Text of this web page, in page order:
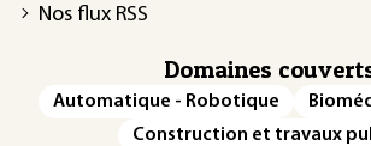
Nos flux RSS
Domaines
Automatique - Robotique
Construction et travaux